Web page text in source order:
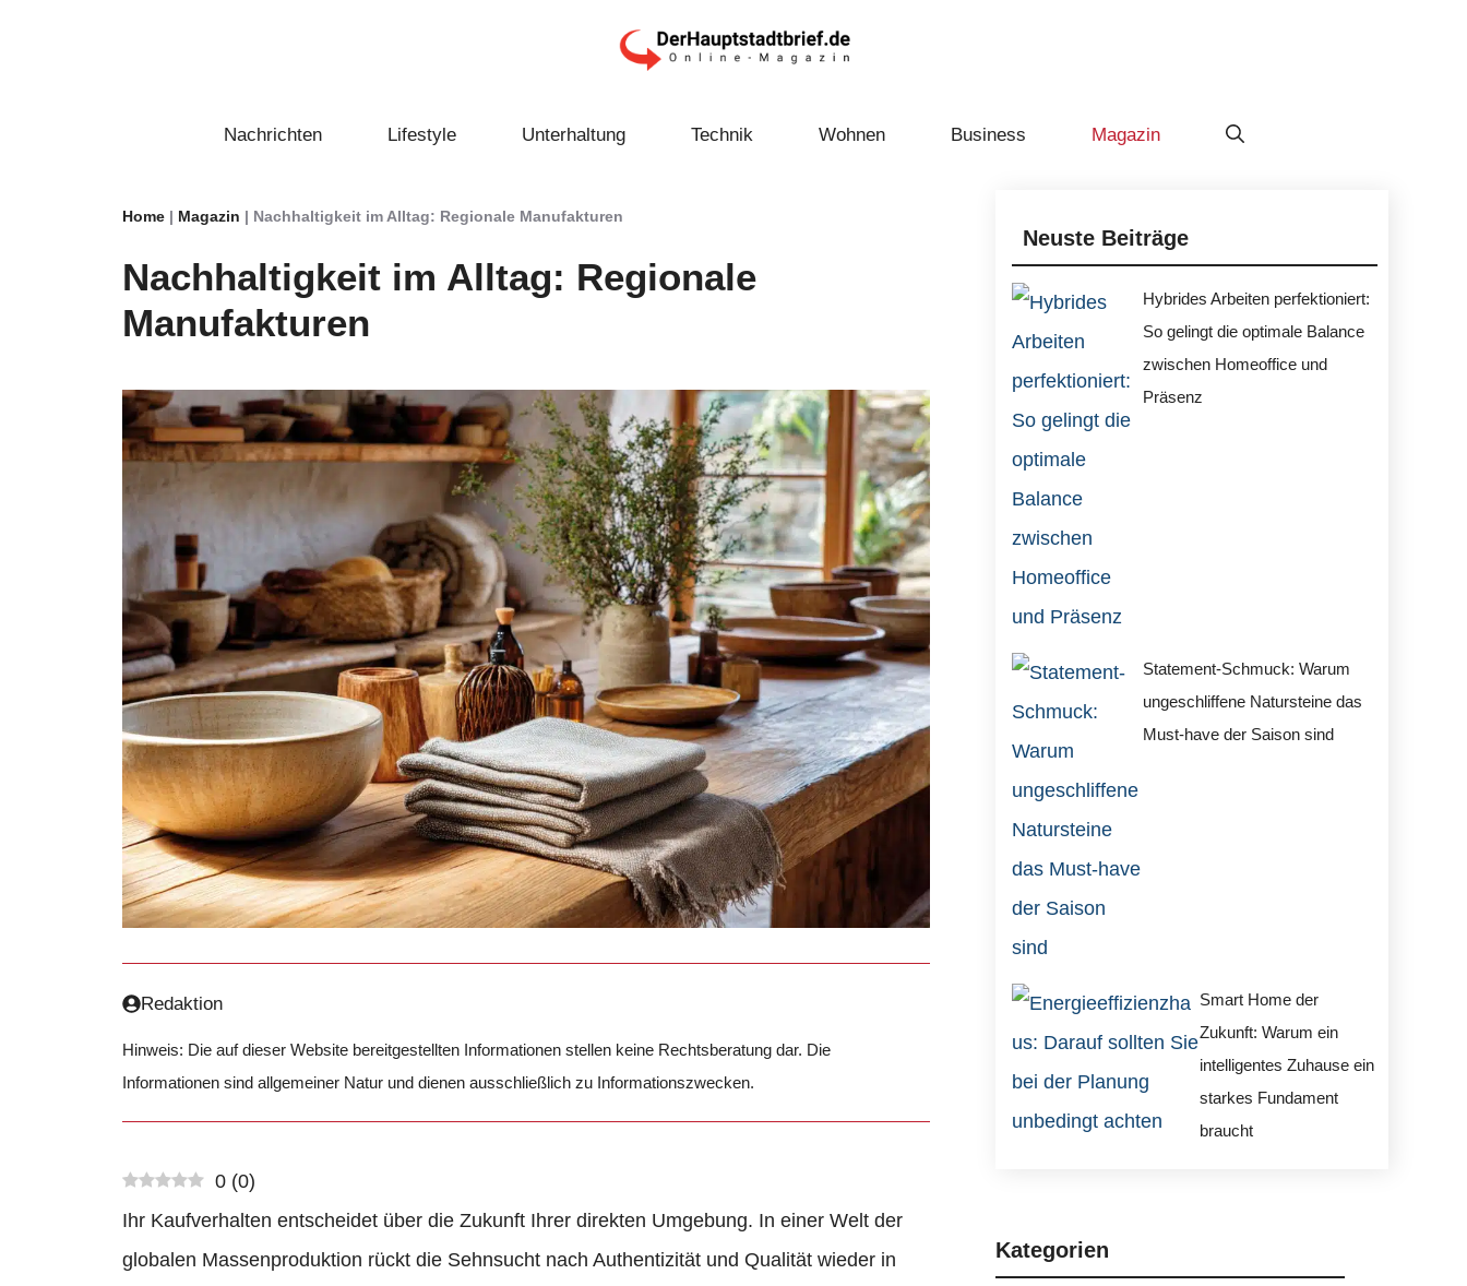
Nachrichten Lifestyle Unterhaltung Technik Wohnen Business Magazin
Home | Magazin | Nachhaltigkeit im Alltag: Regionale Manufakturen
Nachhaltigkeit im Alltag: Regionale
Manufakturen
Redaktion
Hinweis: Die auf dieser Website bereitgestellten Informationen stellen keine Rechtsberatung dar. Die
Informationen sind allgemeiner Natur und dienen ausschließlich zu Informationszwecken.
0 (0)
Ihr Kaufverhalten entscheidet über die Zukunft Ihrer direkten Umgebung. In einer Welt der
globalen Massenproduktion rückt die Sehnsucht nach Authentizität und Qualität wieder in
Neuste Beiträge
Hybrides Arbeiten perfektioniert:
So gelingt die optimale Balance
zwischen Homeoffice und
Präsenz
Statement-Schmuck: Warum
ungeschliffene Natursteine das
Must-have der Saison sind
Smart Home der
Zukunft: Warum ein
intelligentes Zuhause ein
starkes Fundament
braucht
Kategorien